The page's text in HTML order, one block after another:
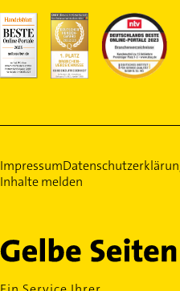
Impressum
Inhalte melden